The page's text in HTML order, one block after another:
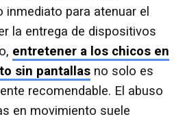
inmediato para atenuar el
la entrega de dispositivos
entretener a los chicos en
sin pantallas no solo es
recomendable. El abuso
en movimiento suele